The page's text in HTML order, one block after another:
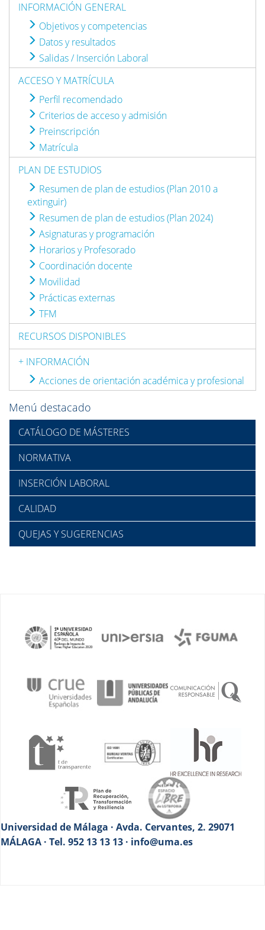
INFORMACIÓN GENERAL
Objetivos y competencias
Datos y resultados
Salidas / Inserción Laboral
ACCESO Y MATRÍCULA
Perfil recomendado
Criterios de acceso y admisión
Preinscripción
Matrícula
PLAN DE ESTUDIOS
Resumen de plan de estudios (Plan 2010 a
extinguir)
Resumen de plan de estudios (Plan 2024)
Asignaturas y programación
Horarios y Profesorado
Coordinación docente
Movilidad
Prácticas externas
TFM
RECURSOS DISPONIBLES
+ INFORMACIÓN
Acciones de orientación académica y profesional
Menú destacado
CATÁLOGO DE MÁSTERES
NORMATIVA
INSERCIÓN LABORAL
CALIDAD
QUEJAS Y SUGERENCIAS
Universidad de Málaga · Avda. Cervantes, 2. 29071
MÁLAGA · Tel. 952 13 13 13 · info@uma.es